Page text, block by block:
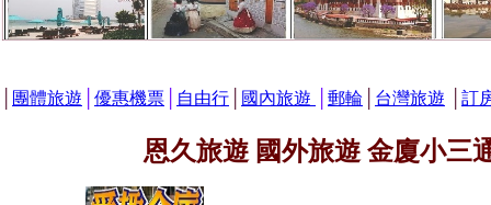
團體旅遊 優惠機票 自由行 國內旅遊 郵輪 台灣旅遊 訂
恩久旅遊 國外旅遊 金廈小三